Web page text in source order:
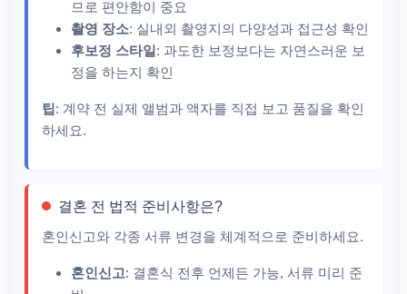
므로 편안함이 중요
촬영 장소: 실내외 촬영지의 다양성과 접근성 확인
후보정 스타일 : 과도한 보정보다는 자연스러운 보
정을 하는지 확인
팁 : 계약 전 실제 앨범과 액자를 직접 보고 품질을 확인
하세요.
결혼 전 법적 준비사항은?
혼인신고와 각종 서류 변경을 체계적으로 준비하세요.
혼인신고: 결혼식 전후 언제든 가능, 서류 미리 준